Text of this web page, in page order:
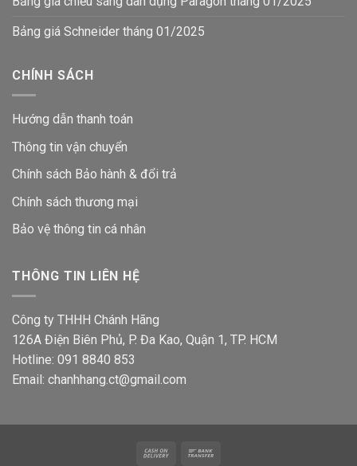
Bảng giá Schneider tháng 01/2025
CHÍNH SÁCH
Hướng dẫn thanh toán
Thông tin vận chuyển
Chính sách Bảo hành & đổi trả
Chính sách thương mại
Bảo vệ thông tin cá nhân
THÔNG TIN LIÊN HỆ
Công ty THHH Chánh Hãng
126A Điện Biên Phủ, P. Đa Kao, Quận 1, TP. HCM
Hotline: 091 8840 853
Email: chanhhang.ct@gmail.com
Cash